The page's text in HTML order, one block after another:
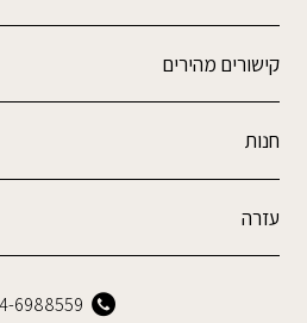
קישורים מהירים
חנות
עזרה
6988559